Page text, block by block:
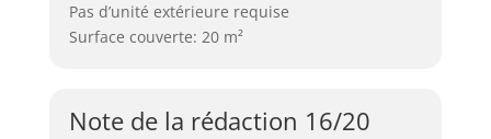
Pas d’unité extérieure requise
Surface couverte: 20 m²
Note de la rédaction 16/20